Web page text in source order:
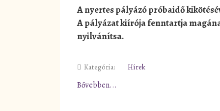
A nyertes pályázó próbaidő
A pályázat kiírója fenntartja
nyilvánítsa.
Kategória: Hírek
Bővebben...